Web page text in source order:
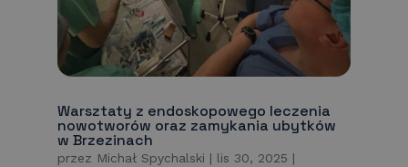
Warsztaty z endoskopowego leczenia
nowotworów oraz zamykania ubytków
w Brzezinach
przez Michał Spychalski | lis 30, 2025 |